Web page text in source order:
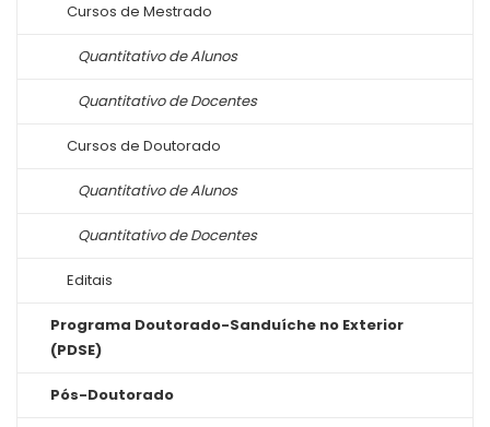
Cursos de Mestrado
Quantitativo de Alunos
Quantitativo de Docentes
Cursos de Doutorado
Quantitativo de Alunos
Quantitativo de Docentes
Editais
Programa Doutorado-Sanduíche no Exterior
(PDSE)
Pós-Doutorado